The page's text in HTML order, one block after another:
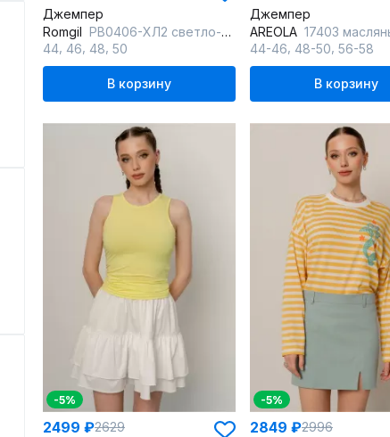
Джемпер
Romgil РВ0406-ХЛ2 светло-желтый
44 46 48 50
В корзину
Джемпер
AREOLA 17403
44-46 48-50 56-58
В корзину
-5%
2499 ₽2629
-5%
2849 ₽2996